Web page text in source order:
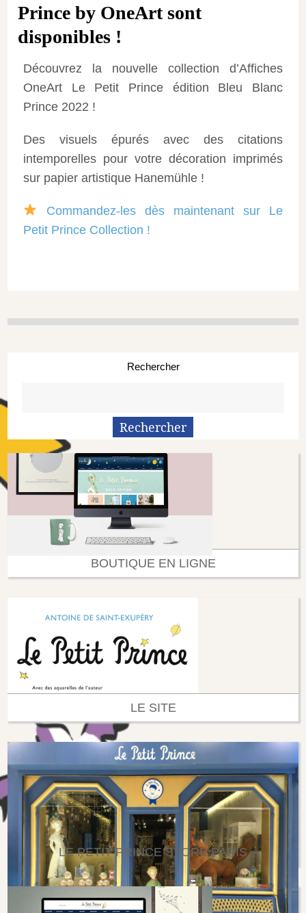
Prince by OneArt sont
disponibles !
Découvrez la nouvelle collection d’Affiches
OneArt Le Petit Prince édition Bleu Blanc
Prince 2022 !
Des visuels épurés avec des citations
intemporelles pour votre décoration imprimés
sur papier artistique Hanemühle !
Commandez-les dès maintenant sur Le
Petit Prince Collection !
Rechercher
BOUTIQUE EN LIGNE
LE SITE
LE PETIT PRINCE STORE PARIS